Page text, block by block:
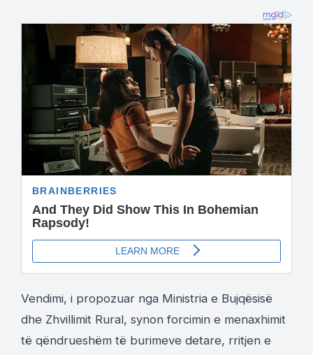
Vendimi, i propozuar nga Ministria e Bujqësisë
dhe Zhvillimit Rural, synon forcimin e menaxhimit
të qëndrueshëm të burimeve detare, rritjen e